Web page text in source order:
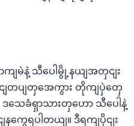
ာကျမဲနဲ့ သီပေါမွို့နယျအတှငျး
ငျတပျတှအေကွား တိုကျပှဲတှေ
ဒသေခံရှာသားတှဟော သီပေါနဲ့
ကွေရပါတယျ။ ဒီရကျပိုငျး